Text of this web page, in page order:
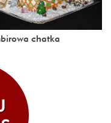
chatka